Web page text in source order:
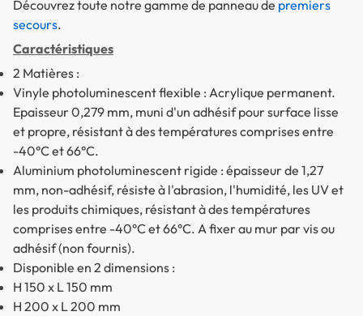
Découvrez toute notre gamme de panneau de premiers
secours.
Caractéristiques
2 Matières :
Vinyle photoluminescent flexible : Acrylique permanent.
Epaisseur 0,279 mm, muni d'un adhésif pour surface lisse
et propre, résistant à des températures comprises entre
-40°C et 66°C.
Aluminium photoluminescent rigide : épaisseur de 1,27
mm, non-adhésif, résiste à l'abrasion, l'humidité, les UV et
les produits chimiques, résistant à des températures
comprises entre -40°C et 66°C. A fixer au mur par vis ou
adhésif (non fournis).
Disponible en 2 dimensions :
H 150 x L 150 mm
H 200 x L 200 mm